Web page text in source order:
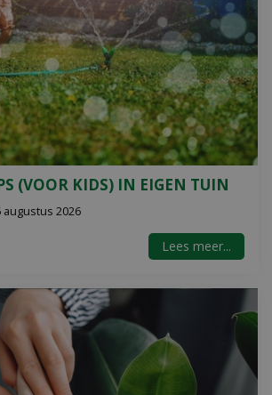
(VOOR KIDS) IN EIGEN TUIN
augustus 2026
Lees meer...